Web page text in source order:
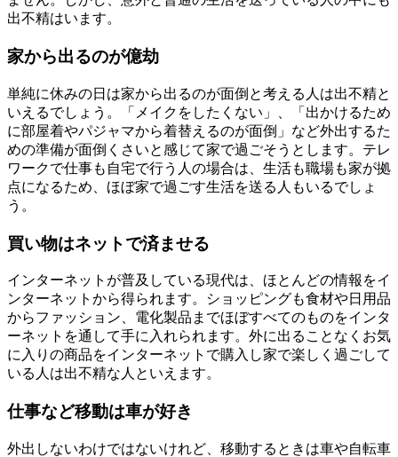
出不精はいます。
家から出るのが億劫
単純に休みの日は家から出るのが面倒と考える人は出不精と
いえるでしょう。「メイクをしたくない」、「出かけるため
に部屋着やパジャマから着替えるのが面倒」など外出するた
めの準備が面倒くさいと感じて家で過ごそうとします。テレ
ワークで仕事も自宅で行う人の場合は、生活も職場も家が拠
点になるため、ほぼ家で過ごす生活を送る人もいるでしょ
う。
買い物はネットで済ませる
インターネットが普及している現代は、ほとんどの情報をイ
ンターネットから得られます。ショッピングも食材や日用品
からファッション、電化製品までほぼすべてのものをインタ
ーネットを通して手に入れられます。外に出ることなくお気
に入りの商品をインターネットで購入し家で楽しく過ごして
いる人は出不精な人といえます。
仕事など移動は車が好き
外出しないわけではないけれど、移動するときは車や自転車